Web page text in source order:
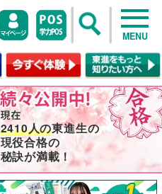
MENU
2410人の東進生の
現役合格の
秘訣が満載！